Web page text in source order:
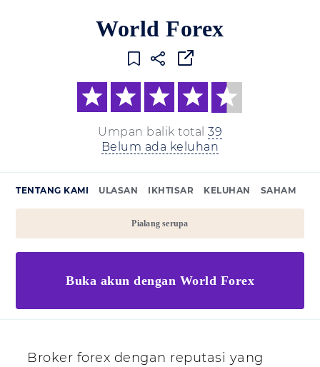
World Forex
Umpan balik total 39
Belum ada keluhan
TENTANG KAMI ULASAN IKHTISAR KELUHAN SAHAM
Pialang serupa
Buka akun dengan World Forex
Broker forex dengan reputasi yang